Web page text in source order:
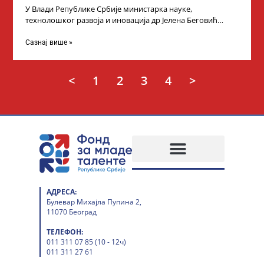
У Влади Републике Србије министарка науке,
технолошког развоја и иновација др Јелена Беговић
Сазнај више »
< 1 2 3 4 >
АДРЕСА:
Булевар Михајла Пупина 2,
11070 Београд
ТЕЛЕФОН:
011 311 07 85 (10 - 12ч)
011 311 27 61